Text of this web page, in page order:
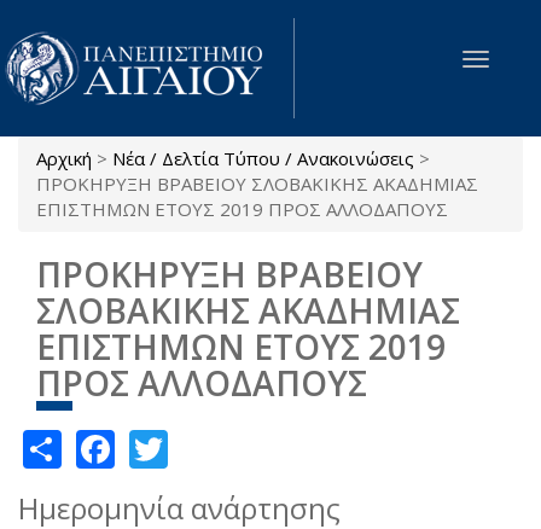
Παράκαμψη προς το κυρίως περιεχόμενο
Toggle
Είστε εδώ
Αρχική > Νέα / Δελτία Τύπου / Ανακοινώσεις >
ΠΡΟΚΗΡΥΞΗ ΒΡΑΒΕΙΟΥ ΣΛΟΒΑΚΙΚΗΣ ΑΚΑΔΗΜΙΑΣ
ΕΠΙΣΤΗΜΩΝ ΕΤΟΥΣ 2019 ΠΡΟΣ ΑΛΛΟΔΑΠΟΥΣ
ΠΡΟΚΗΡΥΞΗ ΒΡΑΒΕΙΟΥ
ΣΛΟΒΑΚΙΚΗΣ ΑΚΑΔΗΜΙΑΣ
ΕΠΙΣΤΗΜΩΝ ΕΤΟΥΣ 2019
ΠΡΟΣ ΑΛΛΟΔΑΠΟΥΣ
ShareFacebook
Ημερομηνία ανάρτησης